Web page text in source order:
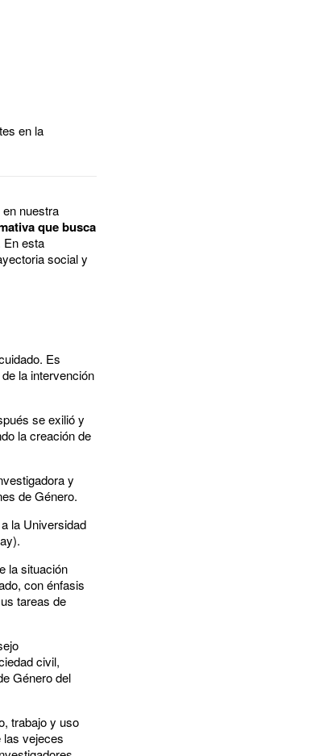
en la
nuestra
que busca
En esta
social y
Es
la intervención
se exilió y
la creación de
y
de Género.
la Universidad
la situación
con énfasis
tareas de
civil,
Género del
trabajo y uso
las vejeces